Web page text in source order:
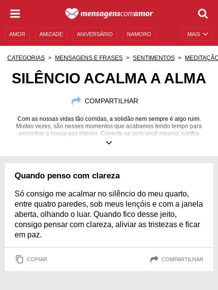
MAIS
AMOR AMIZADE ANIVERSÁRIO NAMORO
UNIVERSO FEMININO
CATEGORIAS MENSAGENS E FRASES SENTIMENTOS
SILÊNCIO ACALMA A ALMA
COMPARTILHAR
Com as nossas vidas tão corridas, a solidão nem sempre é algo ruim.
Muitas vezes, são nesses momentos que acabamos tendo tempo para
encontrar a nossa paz interior. Conecte-se com você mesmo, confira
nossas mensagens inspiradoras!
Quando penso com clareza
Só consigo me acalmar no silêncio do meu quarto,
entre quatro paredes, sob meus lençóis e com a janela
aberta, olhando o luar. Quando fico desse jeito,
consigo pensar com clareza, aliviar as tristezas e ficar
em paz.
COPIAR COMPARTILHAR